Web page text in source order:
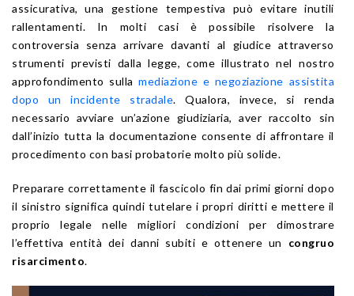
assicurativa, una gestione tempestiva può evitare inutili
rallentamenti. In molti casi è possibile risolvere la
controversia senza arrivare davanti al giudice attraverso
strumenti previsti dalla legge, come illustrato nel nostro
approfondimento sullamediazione e negoziazione assistita
dopo un incidente stradale. Qualora, invece, si renda
necessario avviare un’azione giudiziaria, aver raccolto sin
dall’inizio tutta la documentazione consente di affrontare il
procedimento con basi probatorie molto più solide.
Preparare correttamente il fascicolo fin dai primi giorni dopo
il sinistro significa quindi tutelare i propri diritti e mettere il
proprio legale nelle migliori condizioni per dimostrare
l’effettiva entità dei danni subiti e ottenere un congruo
risarcimento.